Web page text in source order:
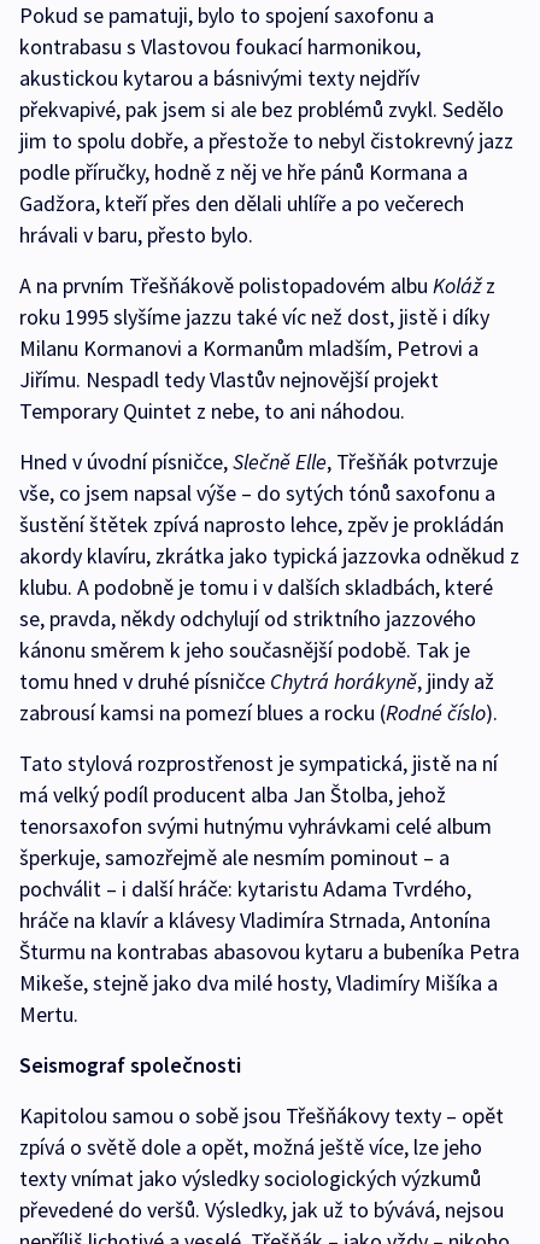
Pokud se pamatuji, bylo to spojení saxofonu a
kontrabasu s Vlastovou foukací harmonikou,
akustickou kytarou a básnivými texty nejdřív
překvapivé, pak jsem si ale bez problémů zvykl. Sedělo
jim to spolu dobře, a přestože to nebyl čistokrevný jazz
podle příručky, hodně z něj ve hře pánů Kormana a
Gadžora, kteří přes den dělali uhlíře a po večerech
hrávali v baru, přesto bylo.
A na prvním Třešňákově polistopadovém albu Kolážz
roku 1995 slyšíme jazzu také víc než dost, jistě i díky
Milanu Kormanovi a Kormanům mladším, Petrovi a
Jiřímu. Nespadl tedy Vlastův nejnovější projekt
Temporary Quintet z nebe, to ani náhodou.
Hned v úvodní písničce,Slečně Elle, Třešňák potvrzuje
vše, co jsem napsal výše – do sytých tónů saxofonu a
šustění štětek zpívá naprosto lehce, zpěv je prokládán
akordy klavíru, zkrátka jako typická jazzovka odněkud z
klubu. A podobně je tomu i v dalších skladbách, které
se, pravda, někdy odchylují od striktního jazzového
kánonu směrem k jeho současnější podobě. Tak je
tomu hned v druhé písničce Chytrá horákyně, jindy až
zabrousí kamsi na pomezí blues a rocku (Rodné číslo).
Tato stylová rozprostřenost je sympatická, jistě na ní
má velký podíl producent alba Jan Štolba, jehož
tenorsaxofon svými hutnýmu vyhrávkami celé album
šperkuje, samozřejmě ale nesmím pominout – a
pochválit – i další hráče: kytaristu Adama Tvrdého,
hráče na klavír a klávesy Vladimíra Strnada, Antonína
Šturmu na kontrabas abasovou kytaru a bubeníka Petra
Mikeše, stejně jako dva milé hosty, Vladimíry Mišíka a
Mertu.
Seismograf společnosti
Kapitolou samou o sobě jsou Třešňákovy texty – opět
zpívá o světě dole a opět, možná ještě více, lze jeho
texty vnímat jako výsledky sociologických výzkumů
převedené do veršů. Výsledky, jak už to bývává, nejsou